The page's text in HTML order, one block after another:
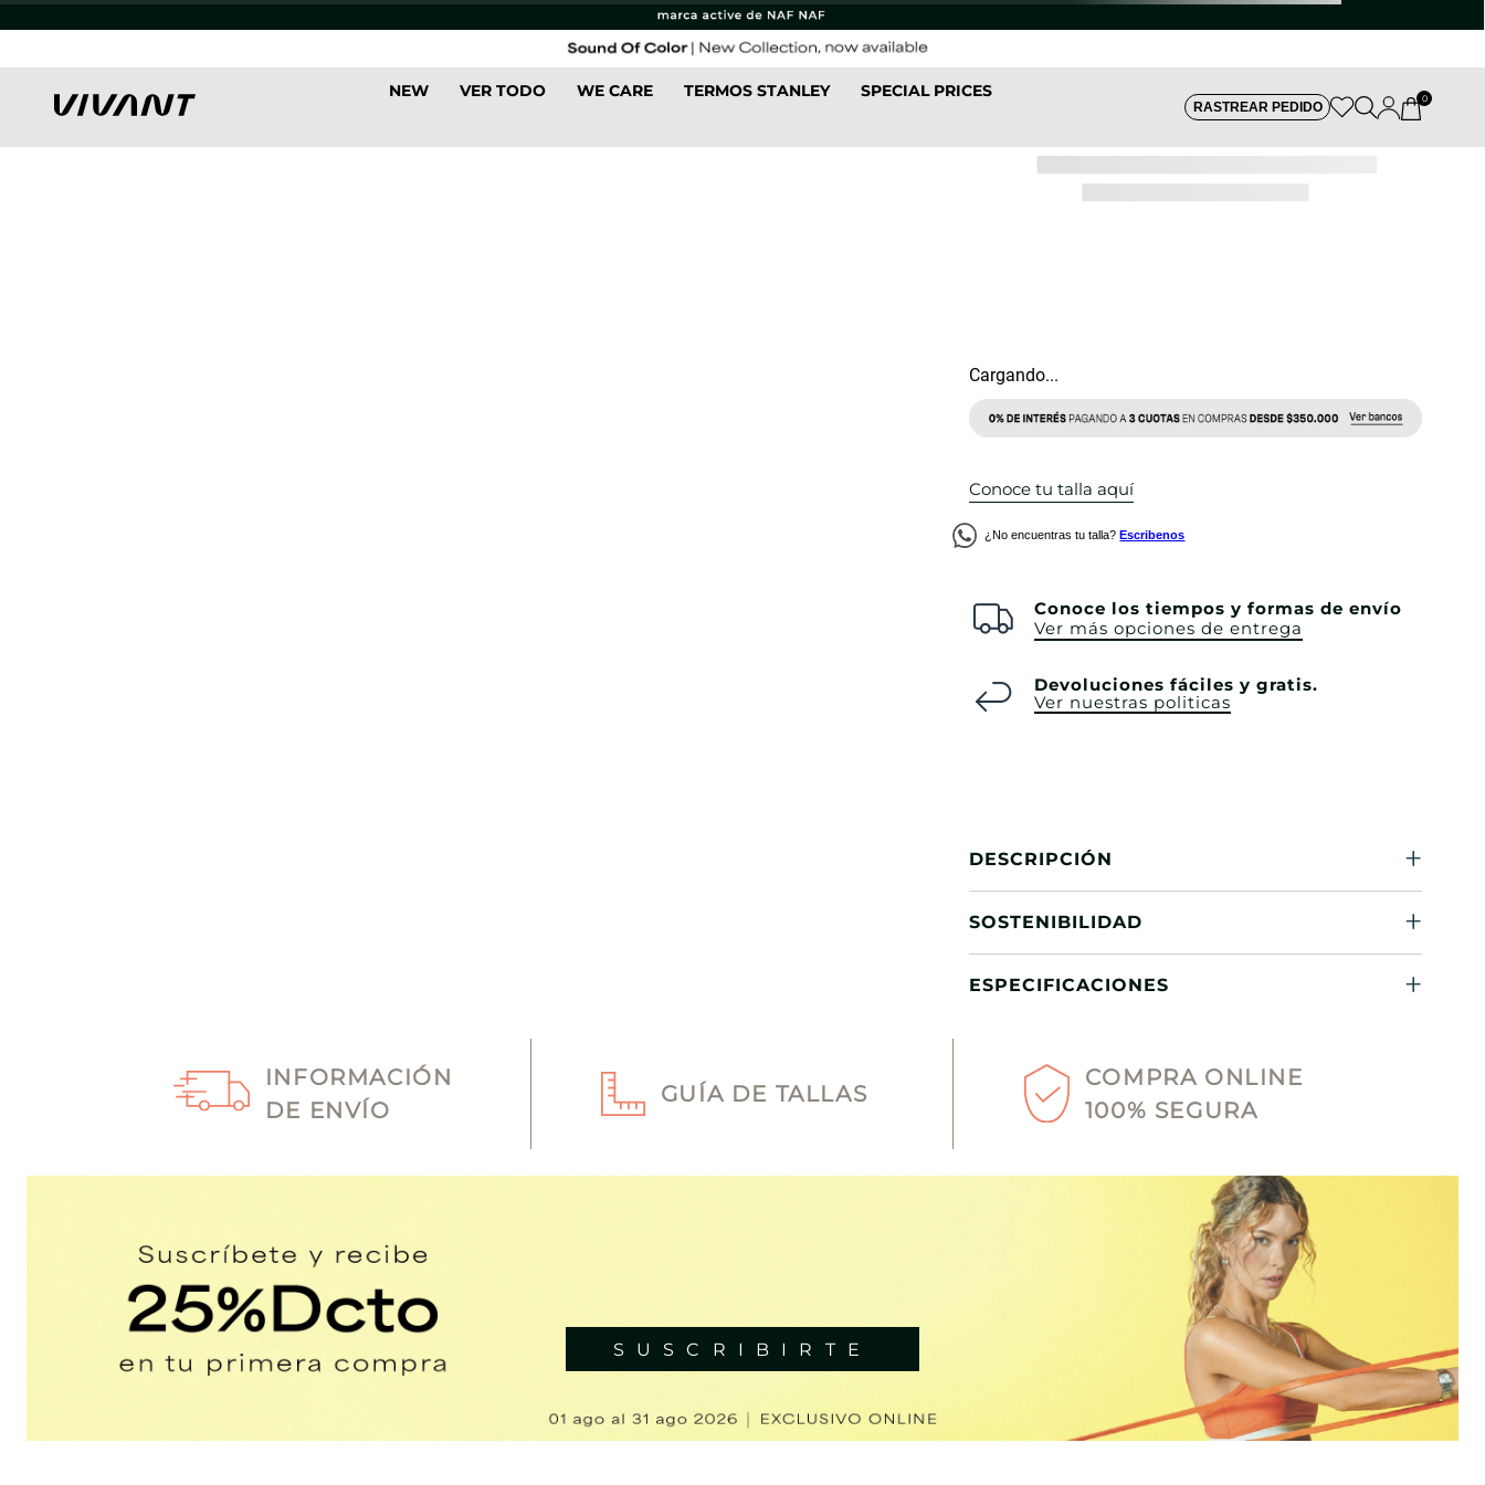
NEW VER TODO WE CARE TERMOS STANLEY SPECIAL PRICES
RASTREAR PEDIDO
0
Cargando...
Conoce tu talla aquí
¿No encuentras tu talla? Escribenos
Conoce los tiempos y formas de envío
Ver más opciones de entrega
Devoluciones fáciles y gratis.
Ver nuestras politicas
DESCRIPCIÓN
SOSTENIBILIDAD
ESPECIFICACIONES
INFORMACIÓN
DE ENVÍO
GUÍA DE TALLAS
COMPRA ONLINE
100% SEGURA
SUSCRIBIRTE